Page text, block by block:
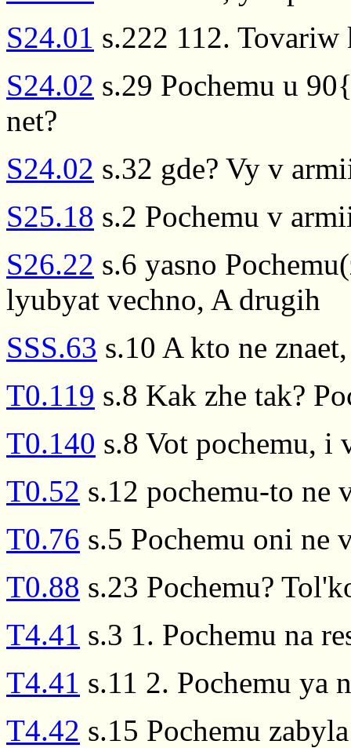
S24.01 s.222 112. Tovariw
S24.02 s.29 Pochemu u
net?
S24.02 s.32 gde? Vy v
S25.18 s.2 Pochemu v
S26.22 s.6 yasno
lyubyat vechno, A drugih
SSS.63 s.10 A kto ne
T0.119 s.8 Kak zhe tak?
T0.140 s.8 Vot pochemu, i
T0.52 s.12 pochemu-to ne
T0.76 s.5 Pochemu oni ne
T0.88 s.23 Pochemu?
T4.41 s.3 1. Pochemu na
T4.41 s.11 2. Pochemu ya
T4.42 s.15 Pochemu